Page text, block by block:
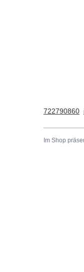
722790860
Im Shop